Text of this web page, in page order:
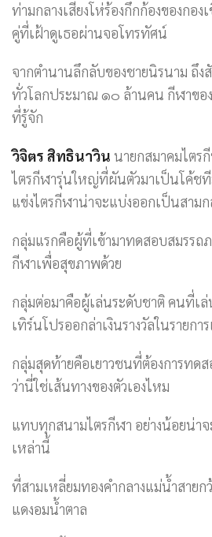
ท่ามกลางเสียงโห่ร้องกึกก้องของกอ
คู่ที่เฝ้าดูเธอผ่านจอโทรทัศน์
จากตำนานลึกลับของชายนิรนาม ถึง
ทั่วโลกประมาณ ๑๐ ล้านคน กีฬาข
ที่รู้จัก
วิจิตร สิทธินาวิน นายกสมาคมไตร
ไตรกีฬารุ่นใหญ่ที่ผันตัวมาเป็นโค้ชที
แข่งไตรกีฬาน่าจะแบ่งออกเป็นสาม
กลุ่มแรกคือผู้ที่เข้ามาทดสอบสมรรถ
กีฬาเพื่อสุขภาพด้วย
กลุ่มต่อมาคือผู้เล่นระดับชาติ คนที่เ
เทิร์นโปรออกล่าเงินรางวัลในรายกา
กลุ่มสุดท้ายคือเยาวชนที่ต้องการทดส
ว่านี่ใช่เส้นทางของตัวเองไหม
แทบทุกสนามไตรกีฬา อย่างน้อยน่า
เหล่านี้
ที่สามเหลี่ยมทองคำกลางแม่น้ำสาย
แดงอมน้ำตาล